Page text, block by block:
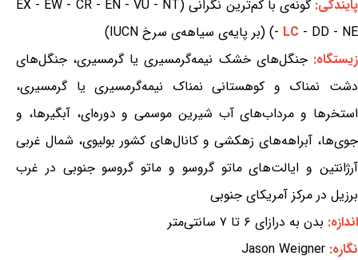
پایندگی:
گونه‌ی با کم‌ترین نگرانی (EX - EW - CR - EN - VU - NT
- LC - DD - NE) (بر پایه‌ی سیاهه‌ی سرخ IUCN)
زیستگاه:جنگل‌های خشک نیمه‌گرمسیری یا گرمسیری، جنگل‌های
دشت نمناک و کوهستانی نمناک نیمه‌گرمسیری یا گرمسیری،
استخرها و مرداب‌های آب شیرین موسمی و دوره‌ای، آبگیرها، و
جوی‌ها، آبراهه‌های زهکشی و کانال‌های کشور بولیوی، شمال غربی
آرژانتین و ایالت‌های ماتو گروسو و ماتو گروسو جنوبی در غرب
برزیل در مرکز آمریکای جنوبی
اندازه: بدن به درازای ۶ تا ۷ سانتی‌متر
نگاره: Jason Weigner